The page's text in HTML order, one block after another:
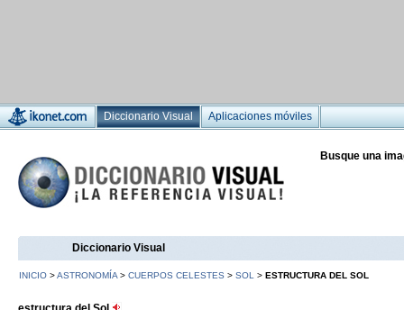
Diccionario Visual Aplicaciones móviles
Busque una
Diccionario Visual
INICIO >ASTRONOMÍA > CUERPOS CELESTES > SOL > ESTRUCTURA DEL SOL